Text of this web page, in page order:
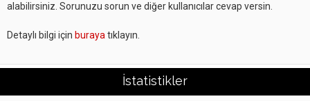
alabilirsiniz. Sorunuzu sorun ve diğer kullanıcılar cevap versin.
Detaylı bilgi için buraya tıklayın.
İstatistikler